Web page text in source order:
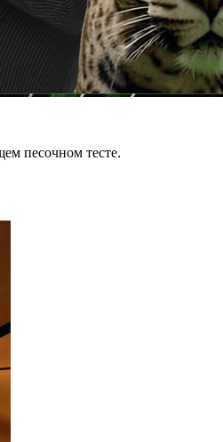
песочном тесте.